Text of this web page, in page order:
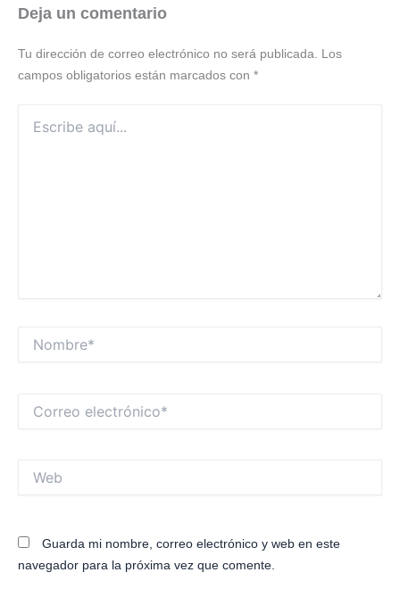
Deja un comentario
Tu dirección de correo electrónico no será publicada.
Los
campos obligatorios están marcados con *
aquí...
electrónico*
Guarda mi nombre, correo electrónico y web en este
navegador para la próxima vez que comente.